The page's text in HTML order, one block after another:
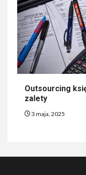
Outsourcing
zalety
3 maja, 2025